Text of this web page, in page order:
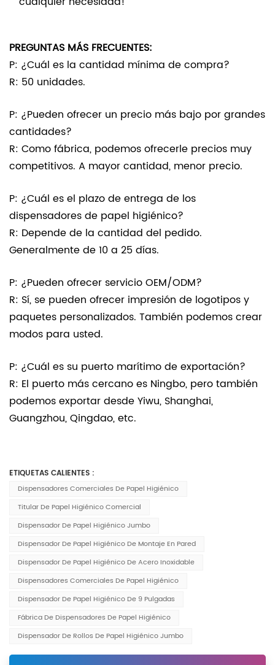
PREGUNTAS MÁS FRECUENTES:
P: ¿Cuál es la cantidad mínima de compra?
R: 50 unidades.
P: ¿Pueden ofrecer un precio más bajo por grandes
cantidades?
R: Como fábrica, podemos ofrecerle precios muy
competitivos. A mayor cantidad, menor precio.
P: ¿Cuál es el plazo de entrega de los
dispensadores de papel higiénico?
R: Depende de la cantidad del pedido.
Generalmente de 10 a 25 días.
P: ¿Pueden ofrecer servicio OEM/ODM?
R: Sí, se pueden ofrecer impresión de logotipos y
paquetes personalizados. También podemos crear
modos para usted.
P: ¿Cuál es su puerto marítimo de exportación?
R: El puerto más cercano es Ningbo, pero también
podemos exportar desde Yiwu, Shanghai,
Guangzhou, Qingdao, etc.
ETIQUETAS CALIENTES :
Dispensadores Comerciales De Papel Higiénico
Titular De Papel Higiénico Comercial
Dispensador De Papel Higiénico Jumbo
Dispensador De Papel Higiénico De Montaje En Pared
Dispensador De Papel Higiénico De Acero Inoxidable
Dispensadores Comerciales De Papel Higiénico
Dispensador De Papel Higiénico De 9 Pulgadas
Fábrica De Dispensadores De Papel Higiénico
Dispensador De Rollos De Papel Higiénico Jumbo